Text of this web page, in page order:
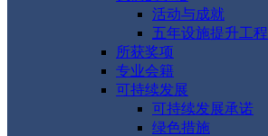
活动与成就
五年设施提升工程
所获奖项
专业会籍
可持续发展
可持续发展承诺
绿色措施